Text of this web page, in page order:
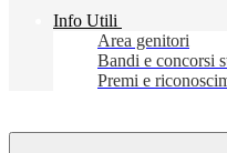
Info Utili
Area genitori
Bandi e concorsi
Premi e